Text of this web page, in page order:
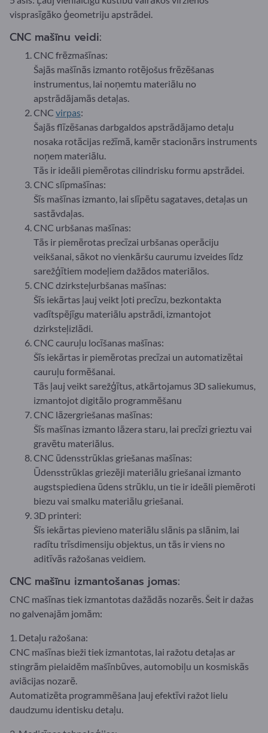
visprasīgāko ģeometriju apstrādei.
CNC mašīnu veidi:
CNC frēzmašīnas:
Šajās mašīnās izmanto rotējošus frēzēšanas
instrumentus, lai noņemtu materiālu no
apstrādājamās detaļas.
CNC virpas:
Šajās flīzēšanas darbgaldos apstrādājamo detaļu
nosaka rotācijas režīmā, kamēr stacionārs instruments
noņem materiālu.
Tās ir ideāli piemērotas cilindrisku formu apstrādei.
CNC slīpmašīnas:
Šīs mašīnas izmanto, lai slīpētu sagataves, detaļas un
sastāvdaļas.
CNC urbšanas mašīnas:
Tās ir piemērotas precīzai urbšanas operāciju
veikšanai, sākot no vienkāršu caurumu izveides līdz
sarežģītiem modeļiem dažādos materiālos.
CNC dzirksteļurbšanas mašīnas:
Šīs iekārtas ļauj veikt ļoti precīzu, bezkontakta
vadītspējīgu materiālu apstrādi, izmantojot
dzirksteļizlādi.
CNC cauruļu locīšanas mašīnas:
Šīs iekārtas ir piemērotas precīzai un automatizētai
cauruļu formēšanai.
Tās ļauj veikt sarežģītus, atkārtojamus 3D saliekumus,
izmantojot digitālo programmēšanu
CNC lāzergriešanas mašīnas:
Šīs mašīnas izmanto lāzera staru, lai precīzi grieztu vai
gravētu materiālus.
CNC ūdensstrūklas griešanas mašīnas:
Ūdensstrūklas griezēji materiālu griešanai izmanto
augstspiediena ūdens strūklu, un tie ir ideāli piemēroti
biezu vai smalku materiālu griešanai.
3D printeri:
Šīs iekārtas pievieno materiālu slānis pa slānim, lai
radītu trīsdimensiju objektus, un tās ir viens no
aditīvās ražošanas veidiem.
CNC mašīnu izmantošanas jomas:
CNC mašīnas tiek izmantotas dažādās nozarēs. Šeit ir dažas
no galvenajām jomām:
1. Detaļu ražošana:
CNC mašīnas bieži tiek izmantotas, lai ražotu detaļas ar
stingrām pielaidēm mašīnbūves, automobiļu un kosmiskās
aviācijas nozarē.
Automatizēta programmēšana ļauj efektīvi ražot lielu
daudzumu identisku detaļu.